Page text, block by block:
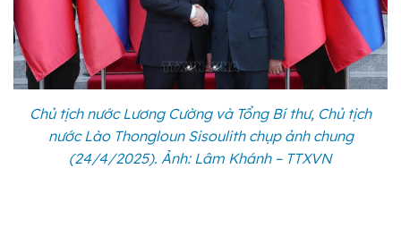
Chủ tịch nước Lương Cường và Tổng Bí thư, Chủ tịch
nước Lào Thongloun Sisoulith chụp ảnh chung
(24/4/2025). Ảnh: Lâm Khánh – TTXVN